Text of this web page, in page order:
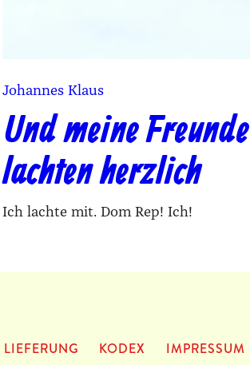
Johannes Klaus
Und meine Freunde
lachten herzlich
Ich lachte mit. Dom Rep! Ich!
KODEX IMPRES­SUM